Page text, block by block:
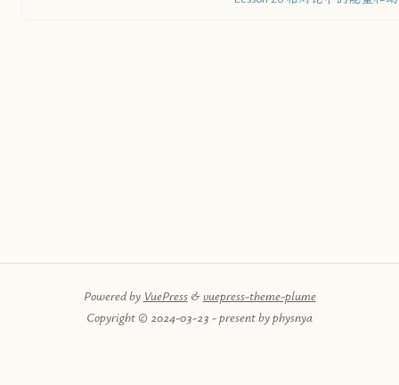
Powered by VuePress&vuepress-theme-plume
Copyright © 2024-03-23 - present by physnya